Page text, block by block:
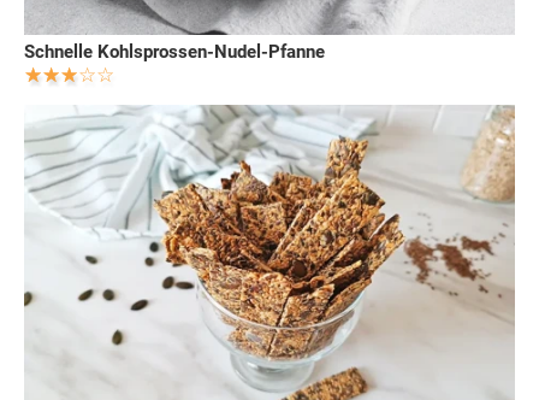
Schnelle Kohlsprossen-Nudel-Pfanne